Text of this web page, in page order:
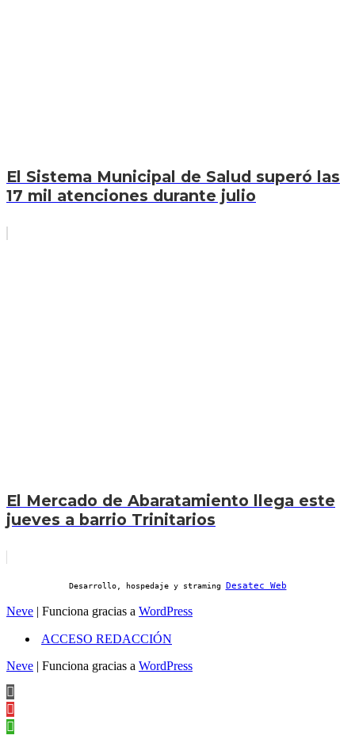
El Sistema Municipal de Salud superó las
17 mil atenciones durante julio
El Mercado de Abaratamiento llega este
jueves a barrio Trinitarios
Desarrollo, hospedaje y straming Desatec Web
Neve | Funciona gracias a WordPress
ACCESO REDACCIÓN
Neve | Funciona gracias a WordPress